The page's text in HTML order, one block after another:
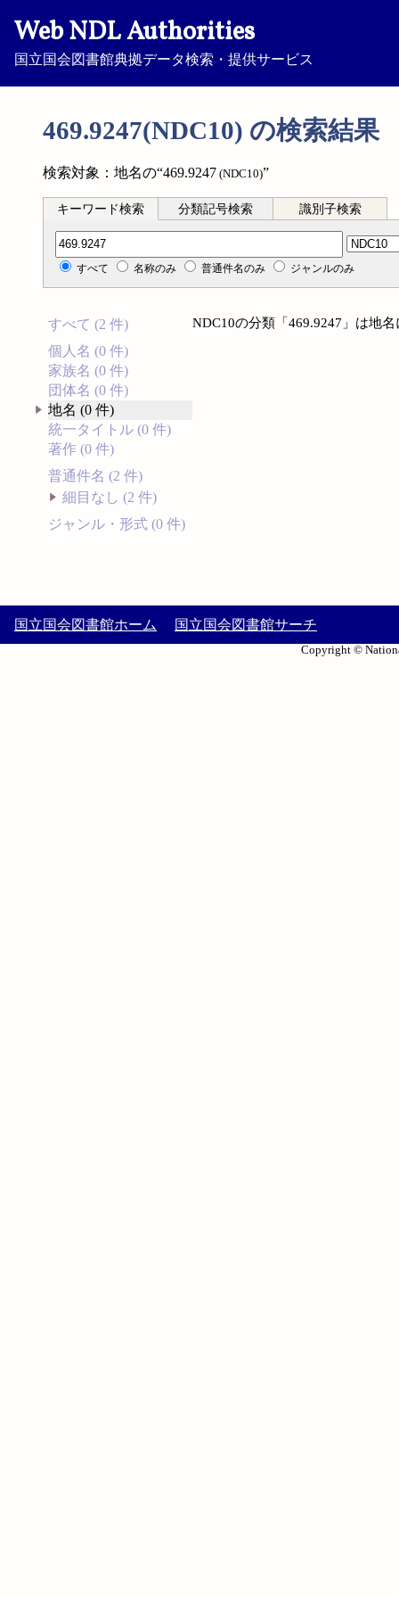
Web NDL Authorities
国立国会図書館典拠データ検索・提供サービス
469.9247(NDC10) の検索結果
検索対象：地名の“469.9247 (NDC10)”
キーワード検索 分類記号検索 識別子検索
分類記号検索
すべて 名称のみ 普通件名のみ ジャンルのみ
すべて (2 件)
個人名 (0 件)
家族名 (0 件)
団体名 (0 件)
地名 (0 件)
統一タイトル (0 件)
著作 (0 件)
普通件名 (2 件)
細目なし (2 件)
ジャンル・形式 (0 件)
NDC10の分類「469.9247」は地
国立国会図書館ホーム 国立国会図書館サーチ
Copyright ©